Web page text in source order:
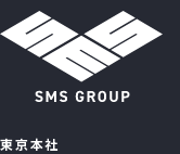
東京本社